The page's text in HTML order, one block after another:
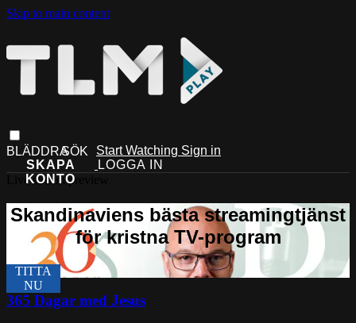
Skip to main content
Start Watching Sign in
Live stream preview
365 Dagar med Jesus